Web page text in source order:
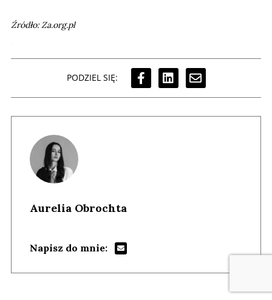
Źródło: Za.org.pl
PODZIEL SIĘ:
Aurelia Obrochta
Napisz do mnie: